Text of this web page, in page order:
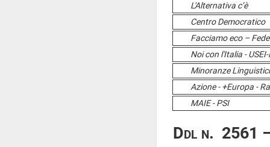
L'Alternativa c’è
Centro Democratico
Facciamo eco –
Noi con l'Italia - USEI-
Minoranze
Azione - +Europa -
MAIE - PSI
Ddl n. 2561